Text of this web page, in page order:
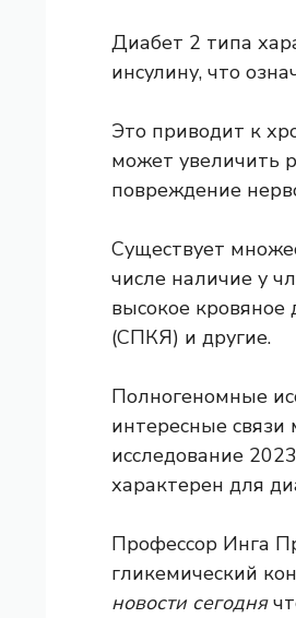
Диабет 2 типа
инсулину, что
Это приводит к
может увеличить
повреждение
Существует
числе наличие у
высокое
(СПКЯ) и другие.
Полногеномные
интересные
исследование
характерен для
Профессор Инга
гликемический
новости сегодня